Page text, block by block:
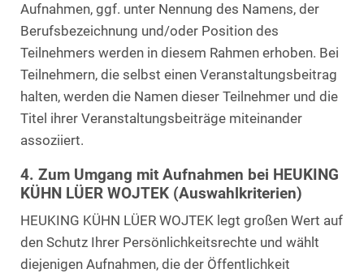
Aufnahmen, ggf. unter Nennung des Namens, der
Berufsbezeichnung und/oder Position des
Teilnehmers werden in diesem Rahmen erhoben. Bei
Teilnehmern, die selbst einen Veranstaltungsbeitrag
halten, werden die Namen dieser Teilnehmer und die
Titel ihrer Veranstaltungsbeiträge miteinander
assoziiert.
4. Zum Umgang mit Aufnahmen bei HEUKING
KÜHN LÜER WOJTEK (Auswahlkriterien)
HEUKING KÜHN LÜER WOJTEK legt großen Wert auf
den Schutz Ihrer Persönlichkeitsrechte und wählt
diejenigen Aufnahmen, die der Öffentlichkeit